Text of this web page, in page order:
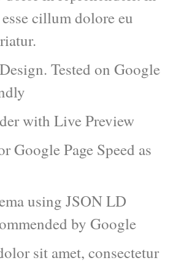
cillum dolore eu
Tested on Google
with Live Preview
Google Page Speed as
using JSON LD
by Google
sit amet, consectetur